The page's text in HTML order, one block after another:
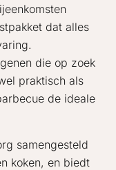
dat alles
die op zoek
praktisch als
de ideale
samengesteld
koken, en biedt